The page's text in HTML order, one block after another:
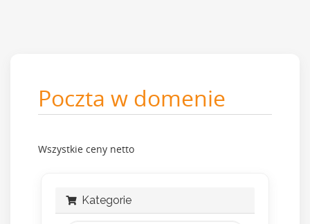
Poczta w domenie
Wszystkie ceny netto
Kategorie